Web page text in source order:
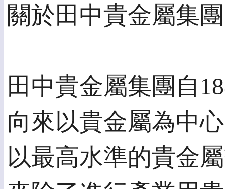
關於田中貴金屬集團
田中貴金屬集團自
向來以貴金屬為中
以最高水準的貴金